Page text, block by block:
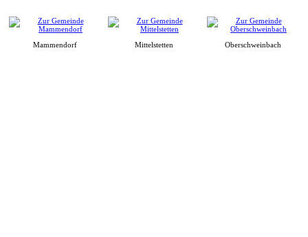
Mammendorf Mittelstetten Oberschweinbach